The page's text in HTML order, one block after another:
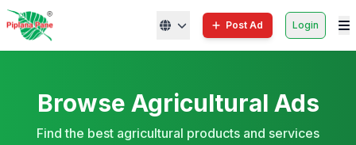
Post Ad Login
Browse Agricultural Ads
Find the best agricultural products and services